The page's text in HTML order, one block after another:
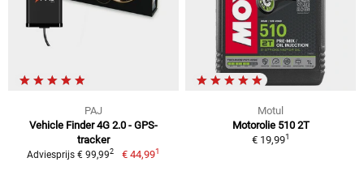
PAJ
Vehicle Finder 4G 2.0 - GPS-
tracker
Adviesprijs € 99,992 € 44,991
Motul
Motorolie 510 2T
€ 19,991